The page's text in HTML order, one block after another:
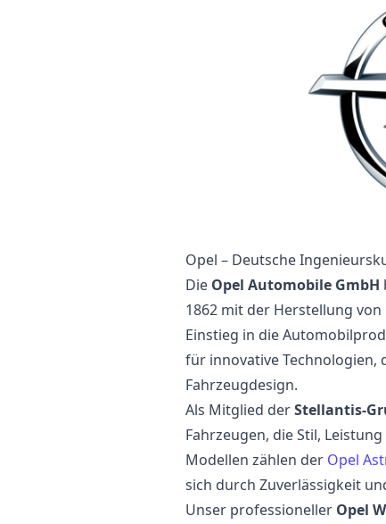
Opel – Deutsche
Die Opel Automobile GmbH
1862 mit der Herstellung
Einstieg in die
für innovative Technologien,
Fahrzeugdesign.
Als Mitglied derStellantis-
Fahrzeugen, die Stil,
Modellen zählen der Opel
sich durch Zuverlässigkeit
Unser professioneller Opel